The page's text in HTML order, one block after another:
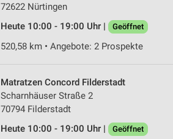
72622 Nürtingen
Heute 10:00 - 19:00 Uhr |
Geöffnet
520,58 km • Angebote: 2 Prospekte
Matratzen Concord Filderstadt
Scharnhäuser Straße 2
70794 Filderstadt
Heute 10:00 - 19:00 Uhr |
Geöffnet